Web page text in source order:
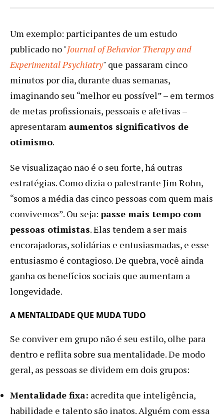
Um exemplo: participantes de um estudo
publicado no "Journal of Behavior Therapy and
Experimental Psychiatry" que passaram cinco
minutos por dia, durante duas semanas,
imaginando seu “melhor eu possível” – em termos
de metas profissionais, pessoais e afetivas –
apresentaram aumentos significativos de
otimismo.
Se visualização não é o seu forte, há outras
estratégias. Como dizia o palestrante Jim Rohn,
“somos a média das cinco pessoas com quem mais
convivemos”. Ou seja: passe mais tempo com
pessoas otimistas. Elas tendem a ser mais
encorajadoras, solidárias e entusiasmadas, e esse
entusiasmo é contagioso. De quebra, você ainda
ganha os benefícios sociais que aumentam a
longevidade.
A MENTALIDADE QUE MUDA TUDO
Se conviver em grupo não é seu estilo, olhe para
dentro e reflita sobre sua mentalidade. De modo
geral, as pessoas se dividem em dois grupos:
Mentalidade fixa: acredita que inteligência,
habilidade e talento são inatos. Alguém com essa